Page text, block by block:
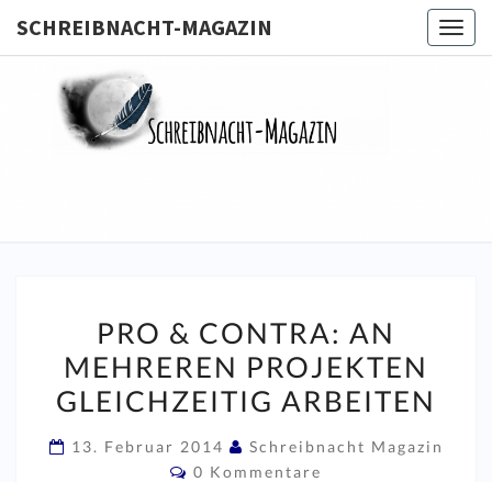
SCHREIBNACHT-MAGAZIN
&
CONTRA:
AN
PROJEKTEN
PRO & CONTRA: AN
MEHREREN PROJEKTEN
GLEICHZEITIG ARBEITEN
13. Februar 2014
Schreibnacht Magazin
Kommentare
0 Kommentare